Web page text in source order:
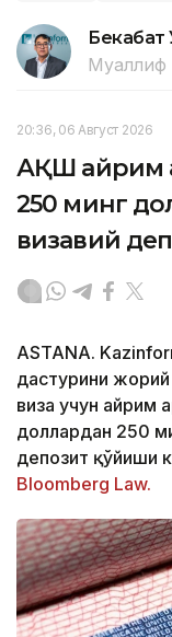
Бекабат
Муаллиф
20:36, 06 Август 2026
АҚШ айрим
250 минг
визавий
ASTANA.
дастурини
виза учун айрим
доллардан 250
депозит қўйиши
Bloomberg Law.